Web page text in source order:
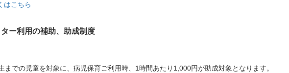
はこちら
ー利用の補助、助成制度
での児童を対象に、病児保育ご利用時、1時間あたり1,000円が助成対象となります。